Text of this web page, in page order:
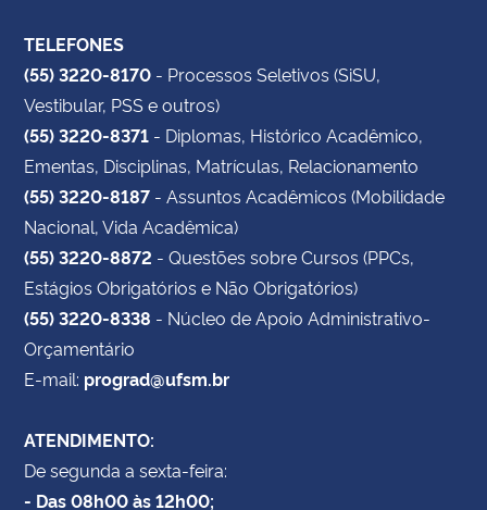
TELEFONES
(55) 3220-8170 - Processos Seletivos (SiSU,
Vestibular, PSS e outros)
(55) 3220-8371 - Diplomas, Histórico Acadêmico,
Ementas, Disciplinas, Matrículas, Relacionamento
(55) 3220-8187 - Assuntos Acadêmicos (Mobilidade
Nacional, Vida Acadêmica)
(55) 3220-8872 - Questões sobre Cursos (PPCs,
Estágios Obrigatórios e Não Obrigatórios)
(55) 3220-8338 - Núcleo de Apoio Administrativo-
Orçamentário
E-mail: prograd@ufsm.br
ATENDIMENTO:
De segunda a sexta-feira:
- Das 08h00 às 12h00;